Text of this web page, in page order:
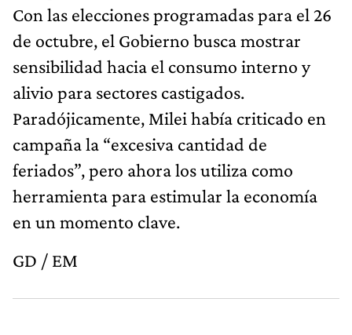
Con las elecciones programadas para el 26
de octubre, el Gobierno busca mostrar
sensibilidad hacia el consumo interno y
alivio para sectores castigados.
Paradójicamente, Milei había criticado en
campaña la “excesiva cantidad de
feriados”, pero ahora los utiliza como
herramienta para estimular la economía
en un momento clave.
GD / EM